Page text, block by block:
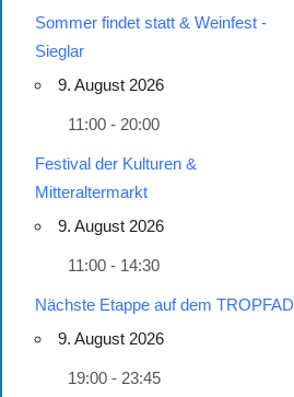
Sommer findet statt & Weinfest -
Sieglar
9. August 2026
11:00 - 20:00
Festival der Kulturen &
Mitteraltermarkt
9. August 2026
11:00 - 14:30
Nächste Etappe auf dem TROPFAD
9. August 2026
19:00 - 23:45